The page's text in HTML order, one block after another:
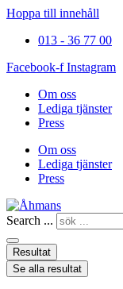
Hoppa till innehåll
013 - 36 77 00
Facebook-f Instagram
Om oss
Lediga tjänster
Press
Om oss
Lediga tjänster
Press
Search ...
Resultat
Se alla resultat